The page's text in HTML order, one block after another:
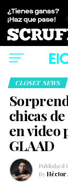
CLOSET NEWS
chicas de
en video
GLAAD
Published
By Héctor